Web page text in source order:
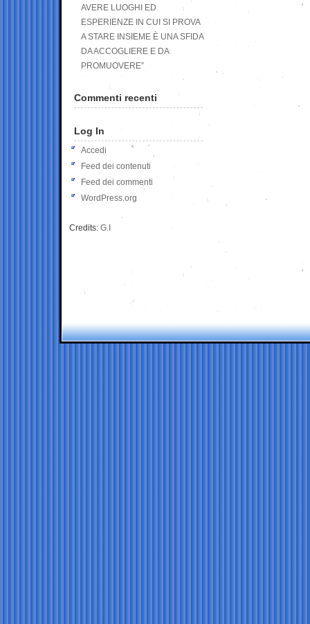
AVERE LUOGHI ED
ESPERIENZE IN CUI SI PROVA
A STARE INSIEME È UNA SFIDA
DA ACCOGLIERE E DA
PROMUOVERE”
Commenti recenti
Log In
Accedi
Feed dei contenuti
Feed dei commenti
WordPress.org
Credits: G.I